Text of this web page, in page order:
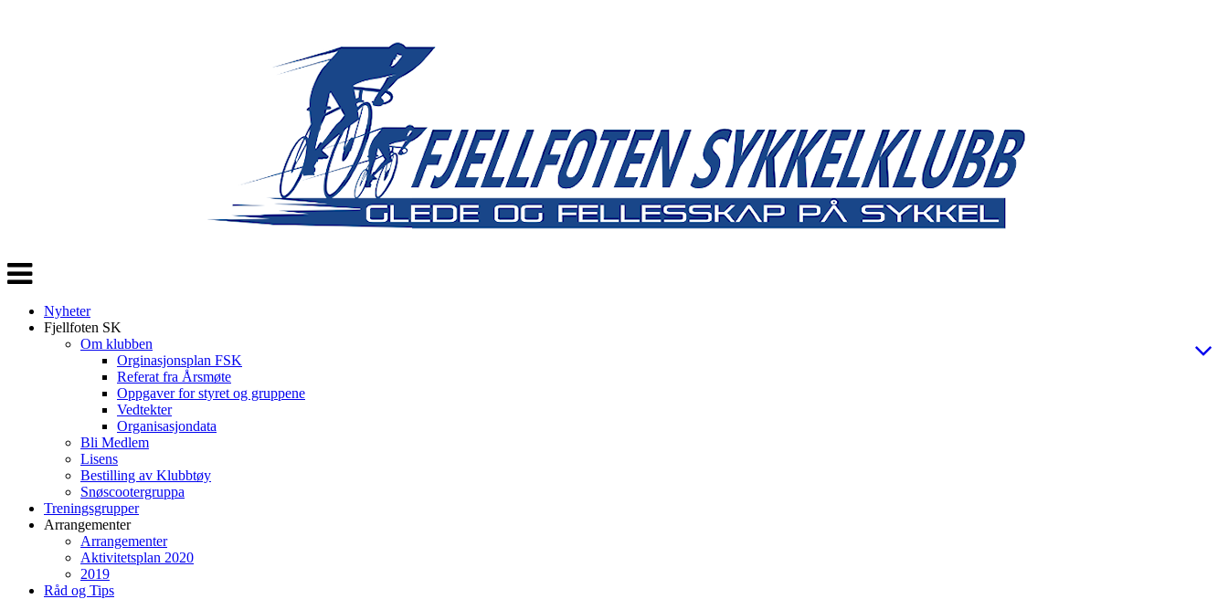
Veksle
navigasjon
Nyheter
Fjellfoten SK
Om klubben
Orginasjonsplan FSK
Referat fra Årsmøte
Oppgaver for styret og gruppene
Vedtekter
Organisasjondata
Bli Medlem
Lisens
Bestilling av Klubbtøy
Snøscootergruppa
Treningsgrupper
Arrangementer
Arrangementer
Aktivitetsplan 2020
2019
Råd og Tips